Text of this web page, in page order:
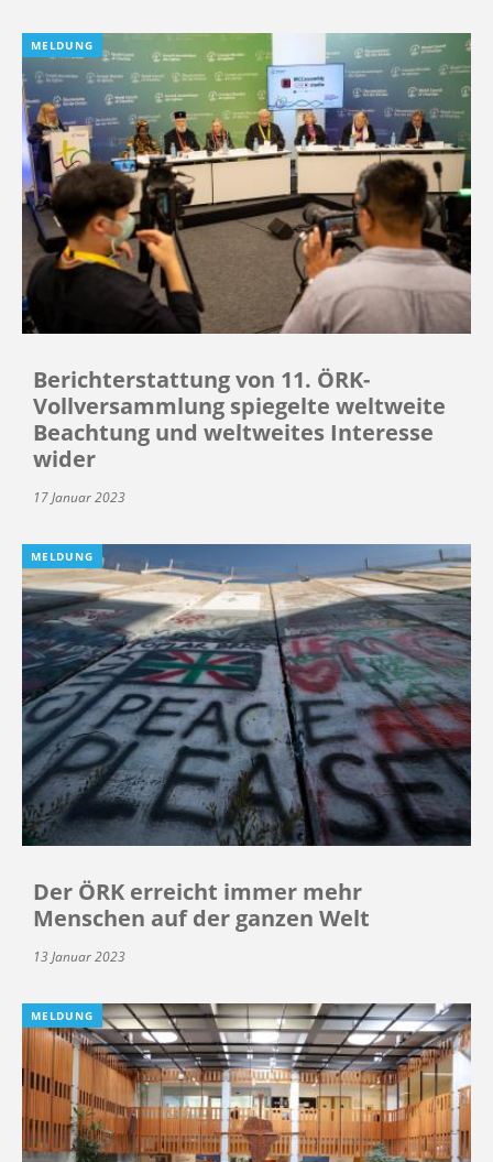
MELDUNG
Berichterstattung von 11. ÖRK-
Vollversammlung spiegelte weltweite
Beachtung und weltweites Interesse
wider
17 Januar 2023
MELDUNG
Der ÖRK erreicht immer mehr
Menschen auf der ganzen Welt
13 Januar 2023
MELDUNG